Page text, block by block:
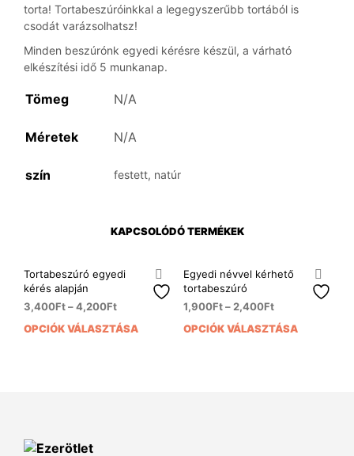
torta! Tortabeszúróinkkal a legegyszerűbb tortából is
csodát varázsolhatsz!
Minden beszúrónk egyedi kérésre készül, a várható
elkészítési idő 5 munkanap.
Tömeg N/A
Méretek N/A
szín festett, natúr
KAPCSOLÓDÓ TERMÉKEK
Tortabeszúró egyedi
kérés alapján
3,400Ft–4,200Ft
OPCIÓK VÁLASZTÁSA
Ennek
Egyedi névvel kérhető
tortabeszúró
1,900Ft– 2,400Ft
OPCIÓK VÁLASZTÁSA